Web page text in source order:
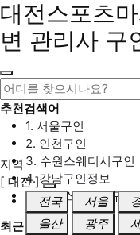
대전스포츠
변 관리사 구
추천검색어
1. 서울구인
2. 인천구인
3. 수원스웨디시구인
4. 강남구인정보
5. 동탄스웨디시구인
최근검색어
지역
[ 대전 ]
전국
서울
울산
광주